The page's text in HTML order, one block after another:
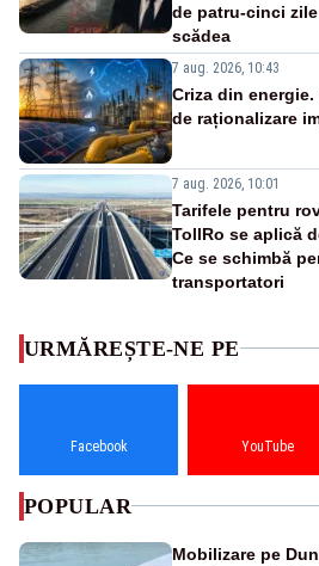
de patru-cinci
scădea
7 aug. 2026, 10:43
Criza din
de raționalizare
7 aug. 2026, 10:01
Tarifele pentru
TollRo se aplică
Ce se schimbă
transportatori
URMĂREȘTE-NE PE
Facebook YouTube
POPULAR
Mobilizare pe